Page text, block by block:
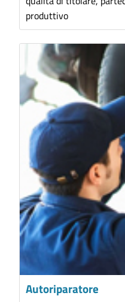
produttivo
Autoriparatore